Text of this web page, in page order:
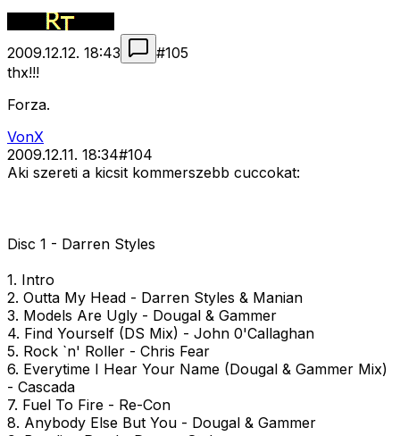
2009.12.12. 18:43 #105
thx!!!
Forza.
VonX
2009.12.11. 18:34#104
Aki szereti a kicsit kommerszebb cuccokat:
Disc 1 - Darren Styles
1. Intro
2. Outta My Head - Darren Styles & Manian
3. Models Are Ugly - Dougal & Gammer
4. Find Yourself (DS Mix) - John 0'Callaghan
5. Rock `n' Roller - Chris Fear
6. Everytime I Hear Your Name (Dougal & Gammer Mix)
- Cascada
7. Fuel To Fire - Re-Con
8. Anybody Else But You - Dougal & Gammer